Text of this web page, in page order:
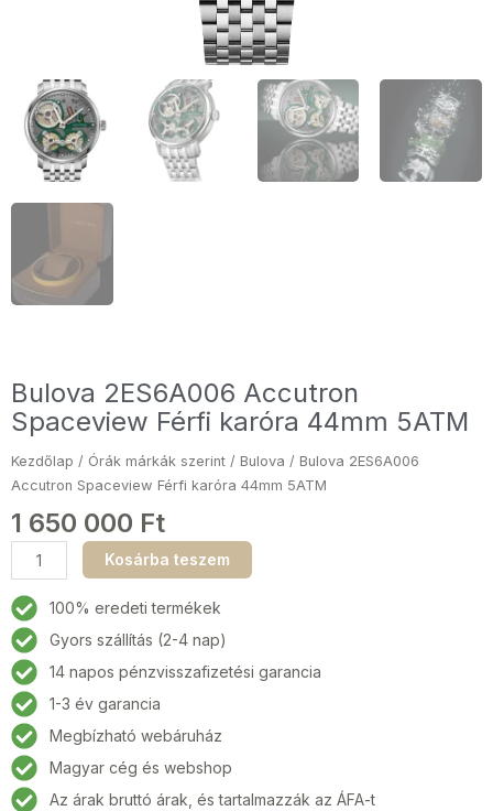
Bulova 2ES6A006 Accutron
Spaceview Férfi karóra 44mm 5ATM
Kezdőlap / Órák márkák szerint / Bulova / Bulova 2ES6A006
Accutron Spaceview Férfi karóra 44mm 5ATM
1 650 000 Ft
Bulova
2ES6A006
Accutron
Spaceview
Férfi
karóra
44mm
5ATM
mennyiség
Kosárba teszem
100% eredeti termékek
Gyors szállítás (2-4 nap)
14 napos pénzvisszafizetési garancia
1-3 év garancia
Megbízható webáruház
Magyar cég és webshop
Az árak bruttó árak, és tartalmazzák az ÁFA-t